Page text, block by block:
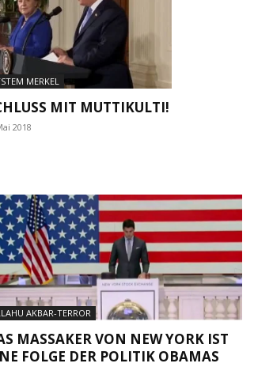
MERKEL
MIT MUTTIKULTI!
2018
AKBAR-TERROR
MASSAKER VON NEW YORK IST
FOLGE DER POLITIK OBAMAS